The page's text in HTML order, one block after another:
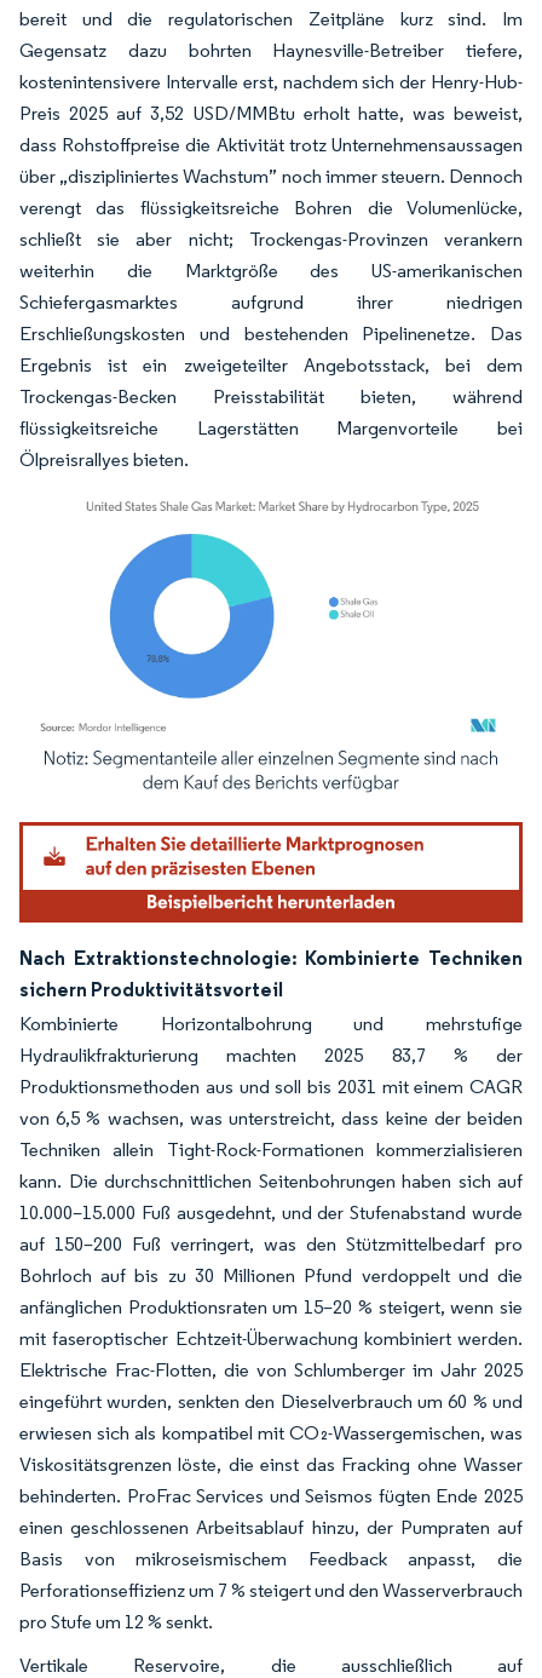
bereit und die regulatorischen Zeitpläne kurz sind. Im
Gegensatz dazu bohrten Haynesville-Betreiber tiefere,
kostenintensivere Intervalle erst, nachdem sich der Henry-Hub-
Preis 2025 auf 3,52 USD/MMBtu erholt hatte, was beweist,
dass Rohstoffpreise die Aktivität trotz Unternehmensaussagen
über „diszipliniertes Wachstum” noch immer steuern. Dennoch
verengt das flüssigkeitsreiche Bohren die Volumenlücke,
schließt sie aber nicht; Trockengas-Provinzen verankern
weiterhin die Marktgröße des US-amerikanischen
Schiefergasmarktes aufgrund ihrer niedrigen
Erschließungskosten und bestehenden Pipelinenetze. Das
Ergebnis ist ein zweigeteilter Angebotsstack, bei dem
Trockengas-Becken Preisstabilität bieten, während
flüssigkeitsreiche Lagerstätten Margenvorteile bei
Ölpreisrallyes bieten.
Bild © Mordor Intelligence. Wiederverwendung erfordert Namensnennung
Nach Extraktionstechnologie: Kombinierte Techniken
sichern Produktivitätsvorteil
Kombinierte Horizontalbohrung und mehrstufige
Hydraulikfrakturierung machten 2025 83,7 % der
Produktionsmethoden aus und soll bis 2031 mit einem CAGR
von 6,5 % wachsen, was unterstreicht, dass keine der beiden
Techniken allein Tight-Rock-Formationen kommerzialisieren
kann. Die durchschnittlichen Seitenbohrungen haben sich auf
10.000–15.000 Fuß ausgedehnt, und der Stufenabstand wurde
auf 150–200 Fuß verringert, was den Stützmittelbedarf pro
Bohrloch auf bis zu 30 Millionen Pfund verdoppelt und die
anfänglichen Produktionsraten um 15–20 % steigert, wenn sie
mit faseroptischer Echtzeit-Überwachung kombiniert werden.
Elektrische Frac-Flotten, die von Schlumberger im Jahr 2025
eingeführt wurden, senkten den Dieselverbrauch um 60 % und
erwiesen sich als kompatibel mit CO₂-Wassergemischen, was
Viskositätsgrenzen löste, die einst das Fracking ohne Wasser
behinderten. ProFrac Services und Seismos fügten Ende 2025
einen geschlossenen Arbeitsablauf hinzu, der Pumpraten auf
Basis von mikroseismischem Feedback anpasst, die
Perforationseffizienz um 7 % steigert und den Wasserverbrauch
pro Stufe um 12 % senkt.
Vertikale Reservoire, die ausschließlich auf